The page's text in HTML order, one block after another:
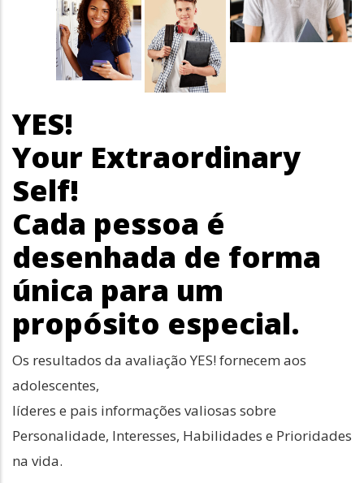
YES!
Your Extraordinary
Self!
Cada pessoa é
desenhada de forma
única para um
propósito especial.
Os resultados da avaliação YES! fornecem aos
adolescentes,
líderes e pais informações valiosas sobre
Personalidade, Interesses, Habilidades e Prioridades
na vida.